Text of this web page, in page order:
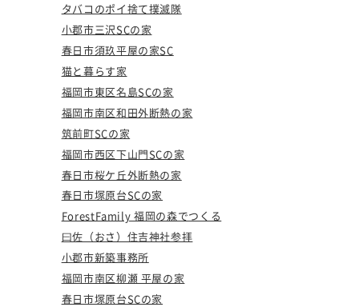
タバコのポイ捨て撲滅隊
小郡市三沢SCの家
春日市須玖平屋の家SC
猫と暮らす家
福岡市東区名島SCの家
福岡市南区和田外断熱の家
筑前町SCの家
福岡市西区下山門SCの家
春日市桜ケ丘外断熱の家
春日市塚原台SCの家
ForestFamily 福岡の森でつくる
曰佐（おさ）住吉神社参拝
小郡市新築事務所
福岡市南区柳瀬 平屋の家
春日市塚原台SCの家